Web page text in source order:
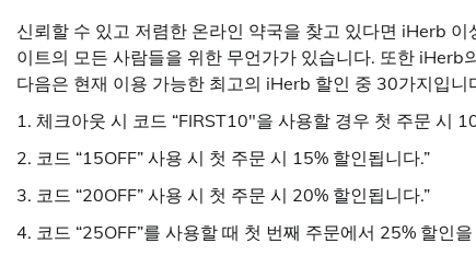
신뢰할 수 있고 저렴한 온라인 약국을 찾고 있다면 iHerb
이트의 모든 사람들을 위한 무언가가 있습니다. 또한
다음은 현재 이용 가능한 최고의 iHerb 할인 중 30가지입니
1. 체크아웃 시 코드 “FIRST10″을 사용할 경우 첫 주문 시
2. 코드 “15OFF” 사용 시 첫 주문 시 15% 할인됩니다.”
3. 코드 “20OFF” 사용 시 첫 주문 시 20% 할인됩니다.”
4. 코드 “25OFF”를 사용할 때 첫 번째 주문에서 25% 할인을